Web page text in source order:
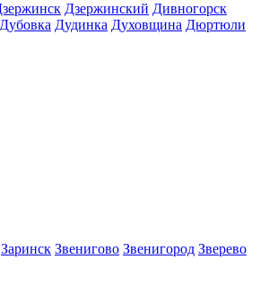
Дзержинский Дивногорск
Дубовка Дудинка Духовщина Дюртюли
Заринск Звенигово Звенигород Зверево